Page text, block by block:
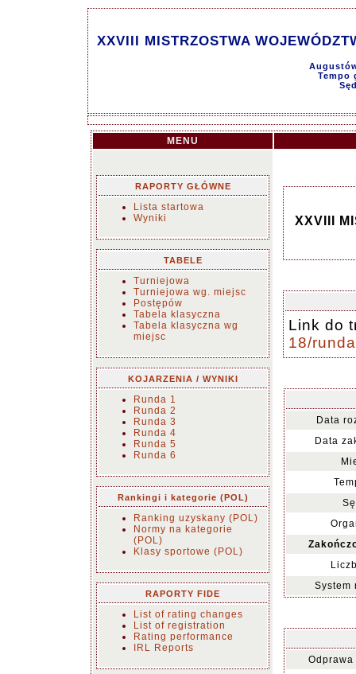
XXVIII MISTRZOSTWA
Tempo
MENU
RAPORTY GŁÓWNE
Lista startowa
Wyniki
TABELE
Turniejowa
Turniejowa wg. miejsc
Postępów
Tabela klasyczna
Tabela klasyczna wg
miejsc
KOJARZENIA / WYNIKI
Runda 1
Runda 2
Runda 3
Runda 4
Runda 5
Runda 6
Rankingi i kategorie (POL)
Ranking uzyskany (POL)
Normy na kategorie
(POL)
Klasy sportowe (POL)
RAPORTY FIDE
List of rating changes
List of registration
Rating performance
IRL Reports
XXVIII
Link do
18/
Data
Data
System